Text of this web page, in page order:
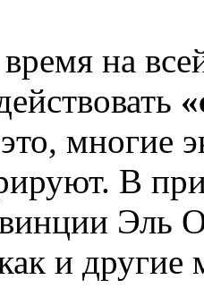
на
многие
В
Эль
и другие